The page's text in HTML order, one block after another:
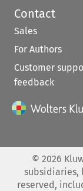
Contact
Sales
For Authors
Customer
feedback
© 2026
subsidiaries,
reserved,